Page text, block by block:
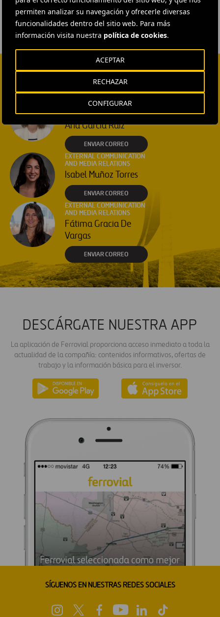
permiten analizar su navegación y ofrecerle diversas
funcionalidades dentro del sitio web. Para más
información visita nuestra política de cookies.
CONFIGURAR
RECHAZAR
ACEPTAR
CONTACTA CON NOSOTROS
HEAD OF EXTERNAL
COMMUNICATION AND
INSTITUTIONAL RELATIONS
Ana García Ruiz
ENVIAR CORREO
EXTERNAL COMMUNICATION
AND MEDIA RELATIONS
Isabel Muñoz Torres
ENVIAR CORREO
EXTERNAL COMMUNICATION
AND MEDIA RELATIONS
Fátima Gracia De
Vargas
ENVIAR CORREO
DESCÁRGATE NUESTRA APP
La aplicación de Ferrovial proporciona acceso inmediato a toda la
actualidad de la compañía: contenidos informativos, ofertas de
trabajo y la información básica para el inversor.
SÍGUENOS EN NUESTRAS REDES SOCIALES